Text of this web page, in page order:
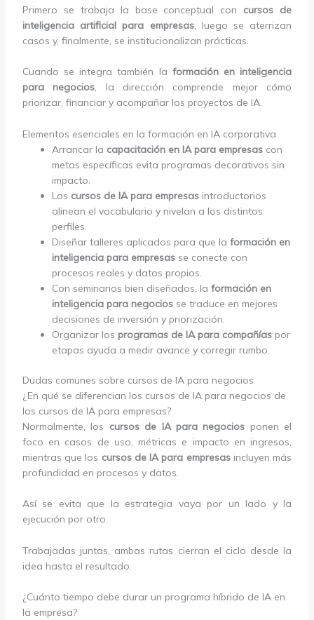
Primero se trabaja la base conceptual con cursos de
inteligencia artificial para empresas, luego se aterrizan
casos y, finalmente, se institucionalizan prácticas.
Cuando se integra también la formación en inteligencia
para negocios, la dirección comprende mejor cómo
priorizar, financiar y acompañar los proyectos de IA.
Elementos esenciales en la formación en IA corporativa
Arrancar la capacitación en IA para empresascon
metas específicas evita programas decorativos sin
impacto.
Los cursos de IA para empresasintroductorios
alinean el vocabulario y nivelan a los distintos
perfiles.
Diseñar talleres aplicados para que la formación en
inteligencia para empresasse conecte con
procesos reales y datos propios.
Con seminarios bien diseñados, la formación en
inteligencia para negociosse traduce en mejores
decisiones de inversión y priorización.
Organizar los programas de IA para compañíaspor
etapas ayuda a medir avance y corregir rumbo.
Dudas comunes sobre cursos de IA para negocios
¿En qué se diferencian los cursos de IA para negocios de
los cursos de IA para empresas?
Normalmente, los cursos de IA para negocios ponen el
foco en casos de uso, métricas e impacto en ingresos,
mientras que los cursos de IA para empresasincluyen más
profundidad en procesos y datos.
Así se evita que la estrategia vaya por un lado y la
ejecución por otro.
Trabajadas juntas, ambas rutas cierran el ciclo desde la
idea hasta el resultado.
¿Cuánto tiempo debe durar un programa híbrido de IA en
la empresa?